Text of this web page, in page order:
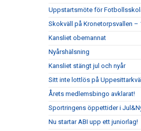
Uppstartsmöte för
Skokväll på Kronetorpsvallen –
Kansliet obemannat
Nyårshälsning
Kansliet stängt jul och nyår
Sitt inte lottlös på
Årets medlemsbingo avklarat!
Sportringens öppettider i
Nu startar ABI upp ett juniorlag!